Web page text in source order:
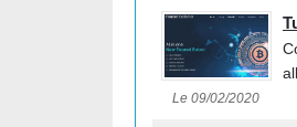
Le 09/02/2020